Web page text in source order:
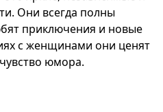
Они всегда полны
приключения и новые
с женщинами они ценят
юмора.